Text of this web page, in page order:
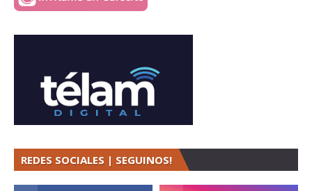
REDES SOCIALES | SEGUINOS!